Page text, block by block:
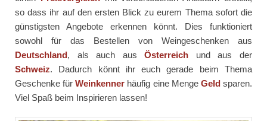
so dass ihr auf den ersten Blick zu eurem Thema sofort die
günstigsten Angebote erkennen könnt. Dies funktioniert
sowohl für das Bestellen von Weingeschenken aus
Deutschland, als auch ausÖsterreich und aus der
Schweiz. Dadurch könnt ihr euch gerade beim Thema
Geschenke fürWeinkenner häufig eine Menge Geldsparen.
Viel Spaß beim Inspirieren lassen!